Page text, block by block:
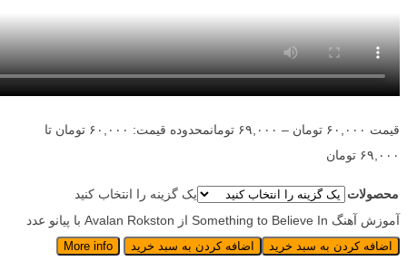
قیمت ۶۰,۰۰۰ تومان – ۶۹,۰۰۰ تومان
محدوده قیمت: ۶۰,۰۰۰ تومان تا
۶۹,۰۰۰ تومان
محصولات
یک گزینه را انتخاب کنید
آموزش آهنگ Something to Believe In از Avalan Rokston با پیانو عدد
اضافه کردن به سبد خرید اضافه کردن به سبد خرید More info